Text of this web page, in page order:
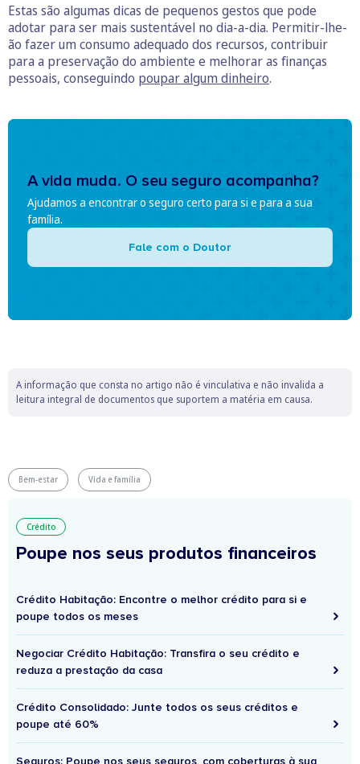
Estas são algumas dicas de pequenos gestos que pode
adotar para ser mais sustentável no dia-a-dia. Permitir-lhe-
ão fazer um consumo adequado dos recursos, contribuir
para a preservação do ambiente e melhorar as finanças
pessoais, conseguindo poupar algum dinheiro.
A vida muda. O seu seguro acompanha?
Ajudamos a encontrar o seguro certo para si e para a sua
família.
Fale com o Doutor
A informação que consta no artigo não é vinculativa e não invalida a
leitura integral de documentos que suportem a matéria em causa.
Bem-estar Vida e família
Crédito
Poupe nos seus produtos financeiros
Crédito Habitação: Encontre o melhor crédito para si e
poupe todos os meses
Negociar Crédito Habitação: Transfira o seu crédito e
reduza a prestação da casa
Crédito Consolidado: Junte todos os seus créditos e
poupe até 60%
Seguros: Poupe nos seus seguros, com coberturas à sua